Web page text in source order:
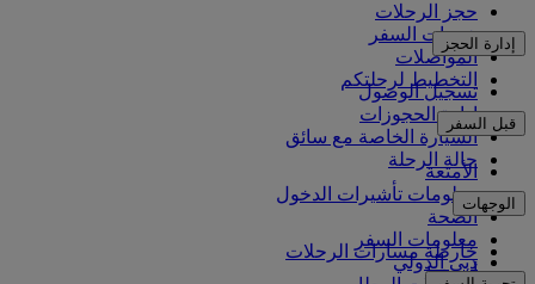
حجز الرحلات
خدمات السفر
المواصلات
التخطيط لرحلتكم
إدارة الحجز
تسجيل الوصول
إدارة الحجوزات
السيارة الخاصة مع سائق
حالة الرحلة
قبل السفر
الأمتعة
معلومات تأشيرات الدخول
الصحة
معلومات السفر
دبي الدولي
الوجهات
خارطة مسارات الرحلات
أفريقيا